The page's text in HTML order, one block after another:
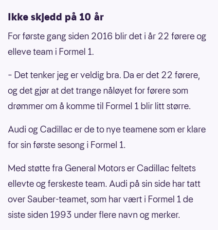
Ikke skjedd på 10 år
For første gang siden 2016 blir det i år 22 førere og
elleve team i Formel 1.
– Det tenker jeg er veldig bra. Da er det 22 førere,
og det gjør at det trange nåløyet for førere som
drømmer om å komme til Formel 1 blir litt større.
Audi og Cadillac er de to nye teamene som er klare
for sin første sesong i Formel 1.
Med støtte fra General Motors er Cadillac feltets
ellevte og ferskeste team. Audi på sin side har tatt
over Sauber-teamet, som har vært i Formel 1 de
siste siden 1993 under flere navn og merker.